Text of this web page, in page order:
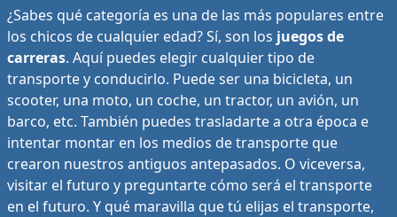
¿Sabes qué categoría es una de las más populares entre
los chicos de cualquier edad? Sí, son los juegos de
carreras. Aquí puedes elegir cualquier tipo de
transporte y conducirlo. Puede ser una bicicleta, un
scooter, una moto, un coche, un tractor, un avión, un
barco, etc. También puedes trasladarte a otra época e
intentar montar en los medios de transporte que
crearon nuestros antiguos antepasados. O viceversa,
visitar el futuro y preguntarte cómo será el transporte
en el futuro. Y qué maravilla que tú elijas el transporte,